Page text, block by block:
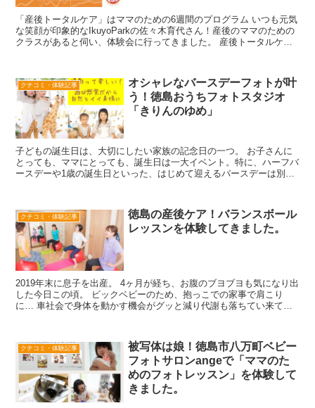
「産後トータルケア」はママのための6週間のプログラム いつも元気
な笑顔が印象的なIkuyoParkの佐々木育代さん！産後のママのための
クラスがあると伺い、体験会に行ってきました。 産後トータルケア
クチコミ・体験記事
オシャレなバースデーフォトが叶
う！徳島おうちフォトスタジオ
「きりんのゆめ」
子どもの誕生日は、大切にしたい家族の記念日の一つ。 お子さんに
とっても、ママにとっても、誕生日は一大イベント。特に、ハーフバ
ースデーや1歳の誕生日といった、はじめて迎えるバースデーは別格
クチコミ・体験記事
徳島の産後ケア！バランスボール
レッスンを体験してきました。
2019年末に息子を出産。 4ヶ月が経ち、お腹のブヨブヨも気になり出
した今日この頃。 ビックベビーのため、抱っこでの家事で肩こり
に… 車社会で身体を動かす機会がグッと減り代謝も落ちてい来てい
ョンサロンen 住所 ・会場の様子 ●体験時間 1時間ほど ●内容 ① ②
③ 【写真】 ・先生がバランスボールしてる写真 (生徒側から見た先
生) ・笑顔ではねてるいる様子 ・後ろからの教室の様子 ●体験してみ
て・・・ 感想 ●おススメポイント 運動不足解消 楽しい！ 先生優し
い！ 子連れでも楽しめる！
クチコミ・体験記事
被写体は娘！徳島市八万町ベビー
フォトサロンangeで「ママのた
めのフォトレッスン」を体験して
きました。